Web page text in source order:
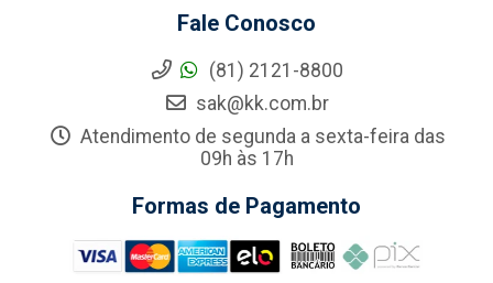
Fale Conosco
(81) 2121-8800
sak@kk.com.br
Atendimento de segunda a sexta-feira das
09h às 17h
Formas de Pagamento